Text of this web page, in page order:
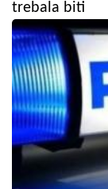
trebala biti